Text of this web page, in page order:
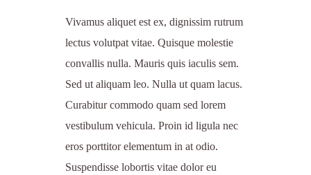
Vivamus aliquet est ex, dignissim rutrum
lectus volutpat vitae. Quisque molestie
convallis nulla. Mauris quis iaculis sem.
Sed ut aliquam leo. Nulla ut quam lacus.
Curabitur commodo quam sed lorem
vestibulum vehicula. Proin id ligula nec
eros porttitor elementum in at odio.
Suspendisse lobortis vitae dolor eu